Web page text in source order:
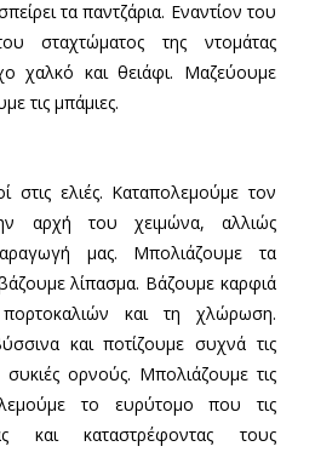
τα παντζάρια. Εναντίον του
σταχτώματος της ντομάτας
χαλκό και θειάφι. Μαζεύουμε
τις μπάμιες.
στις ελιές. Καταπολεμούμε τον
αρχή του χειμώνα, αλλιώς
μας. Μπολιάζουμε τα
λίπασμα. Βάζουμε καρφιά
και τη χλώρωση.
και ποτίζουμε συχνά τις
συκιές ορνούς. Μπολιάζουμε τις
το ευρύτομο που τις
και καταστρέφοντας τους